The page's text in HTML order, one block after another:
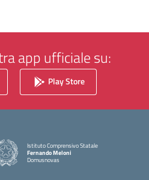
app ufficiale su:
Play Store
Istituto Comprensivo Statale
Fernando Meloni
Domusnovas